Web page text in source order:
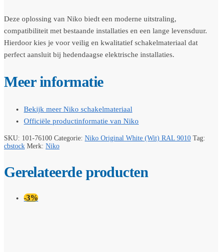
Deze oplossing van Niko biedt een moderne uitstraling,
compatibiliteit met bestaande installaties en een lange levensduur.
Hierdoor kies je voor veilig en kwalitatief schakelmateriaal dat
perfect aansluit bij hedendaagse elektrische installaties.
Meer informatie
Bekijk meer Niko schakelmateriaal
Officiële productinformatie van Niko
SKU: 101-76100 Categorie: Niko Original White (Wit) RAL 9010 Tag:
cbstock Merk: Niko
Gerelateerde producten
-3%